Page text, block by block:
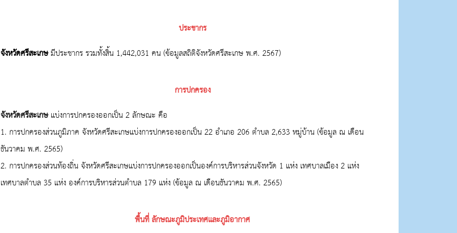
ประชากร
จังหวัดศรีสะเกษมีประชากร รวมทั้งสิ้น 1,442,031 คน (ข้อมูลสถิติจังหวัดศรีสะเกษ พ.ศ. 2567)
การปกครอง
จังหวัดศรีสะเกษแบ่งการปกครองออกเป็น2ลักษณะ คือ
1. การปกครองส่วนภูมิภาค จังหวัดศรีสะเกษแบ่งการปกครองออกเป็น22อำเภอ 206 ตำบล2,633หมู่บ้าน (ข้อมูล ณ เดือน
ธันวาคม พ.ศ. 2565)
2. การปกครองส่วนท้องถิ่น จังหวัดศรีสะเกษแบ่งการปกครองออกเป็นองค์การบริหารส่วนจังหวัด 1 แห่ง เทศบาลเมือง2 แห่ง
เทศบาลตำบล 35 แห่ง องค์การบริหารส่วนตำบล 179 แห่ง (ข้อมูล ณ เดือนธันวาคม พ.ศ. 2565)
พื้นที่ ลักษณะภูมิประเทศเเละภูมิอากาศ